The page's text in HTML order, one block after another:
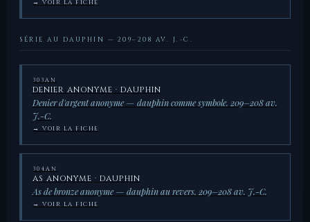
→ VOIR LA FICHE
SÉRIE AU DAUPHIN — 209–208 AV. J.-C.
303AN
DENIER ANONYME · DAUPHIN
Denier d'argent anonyme — dauphin comme symbole. 209–208 av.
J.-C.
→ VOIR LA FICHE
304AN
AS ANONYME · DAUPHIN
As de bronze anonyme — dauphin au revers. 209–208 av. J.-C.
→ VOIR LA FICHE